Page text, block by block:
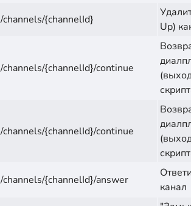
/channels/{channelId}
Up)
/channels/{channelId}/continue
/channels/{channelId}/continue
/channels/{channelId}/answer
канал